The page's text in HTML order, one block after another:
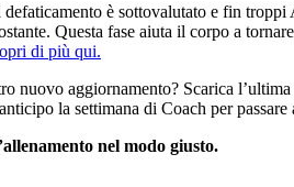
è sottovalutato e fin
Questa fase aiuta il corpo a
di più qui.
nuovo aggiornamento? Scarica
la settimana di Coach per
nel modo giusto.